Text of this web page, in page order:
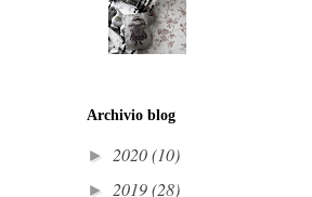
Archivio blog
► 2020(10)
► 2019(28)